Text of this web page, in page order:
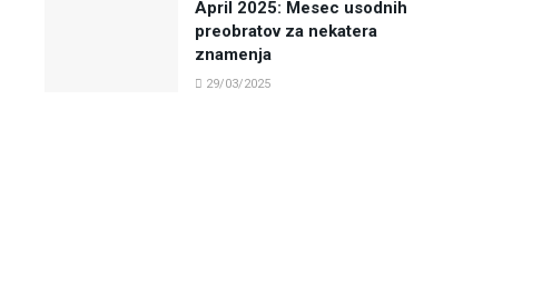
April 2025: Mesec usodnih
preobratov za nekatera
znamenja
29/03/2025